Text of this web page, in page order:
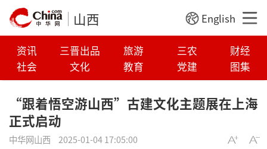
山西 English
资讯 三晋出品 旅游 三农
财经
社会
文化 教育 党建 图集
“跟着悟空游山西”古建文化主题展在上海
正式启动
中华网山西 2025-01-04 17:05:00